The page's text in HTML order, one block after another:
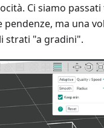
Ci siamo
pendenze, ma una
strati "a gradini".